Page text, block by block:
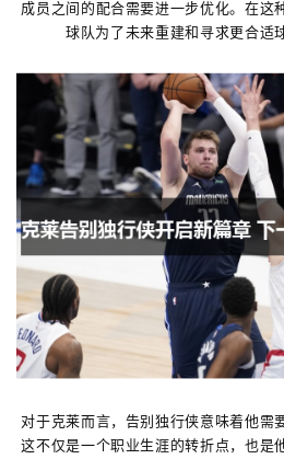
成员之间的配合需要进一步优化。在这
球队为了未来重建和寻求更合适
对于克莱而言，告别独行侠意味着他需
这不仅是一个职业生涯的转折点，也是